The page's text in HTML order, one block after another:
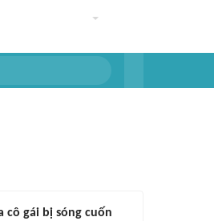
cô gái bị sóng cuốn